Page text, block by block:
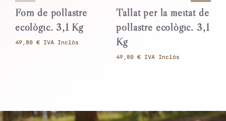
Forn de pollastre
ecològic. 3,1 Kg
€
Tallat per la meitat de
pollastre ecològic. 3,1
Kg
€